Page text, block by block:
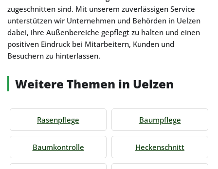
zugeschnitten sind. Mit unserem zuverlässigen Service
unterstützen wir Unternehmen und Behörden in Uelzen
dabei, ihre Außenbereiche gepflegt zu halten und einen
positiven Eindruck bei Mitarbeitern, Kunden und
Besuchern zu hinterlassen.
Weitere Themen in Uelzen
Rasenpflege Baumpflege
Baumkontrolle Heckenschnitt